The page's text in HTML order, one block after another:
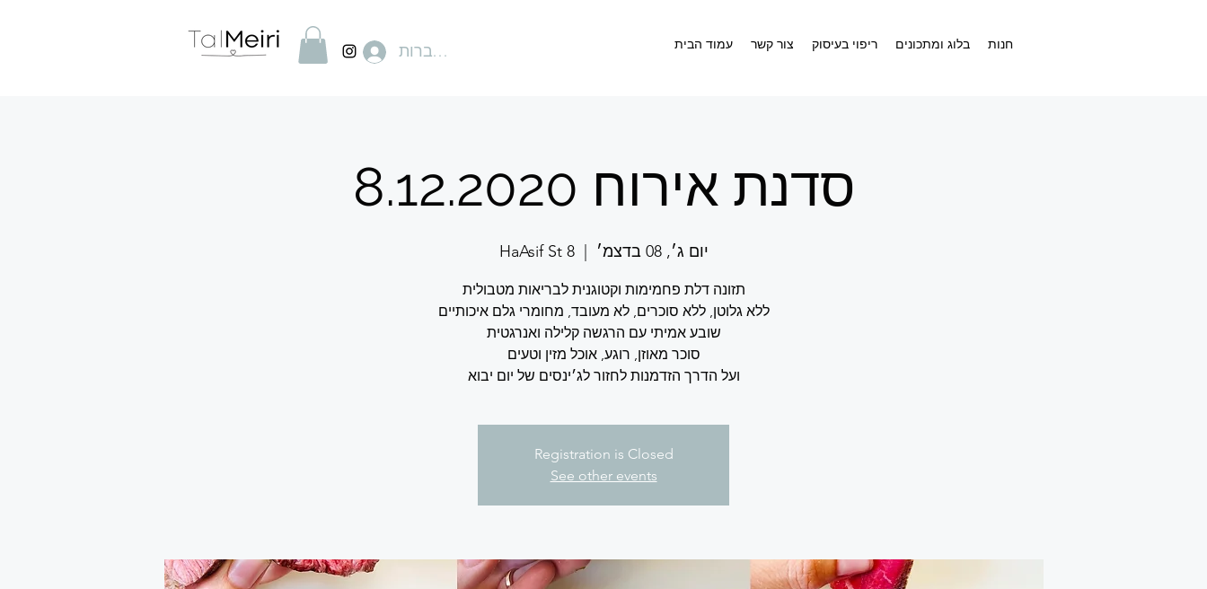
עמוד הבית צור קשר ריפוי בעיסוק בלוג ומתכונים חנות להתחברות
סדנת אירוח 8.12.2020
יום ג׳, 08 בדצמ׳
  |
HaAsif St 8
ועל הדרך הזדמנות לחזור לג׳ינסים של יום יבוא
Registration is Closed
See other events